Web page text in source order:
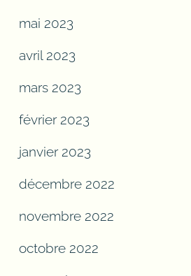
mai 2023
avril 2023
mars 2023
février 2023
janvier 2023
décembre 2022
novembre 2022
octobre 2022